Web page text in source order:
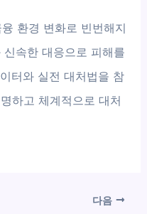
환경 변화로 빈번해지
속한 대응으로 피해를
터와 실전 대처법을 참
하고 체계적으로 대처
다음